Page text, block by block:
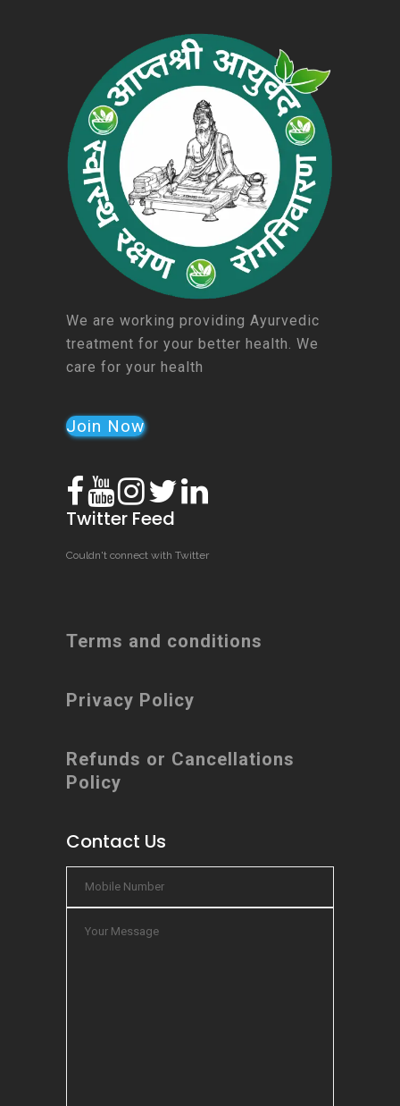
We are working providing Ayurvedic
treatment for your better health. We
care for your health
Join Now
Twitter Feed
Couldn't connect with Twitter
Terms and conditions
Privacy Policy
Refunds or Cancellations
Policy
Contact Us